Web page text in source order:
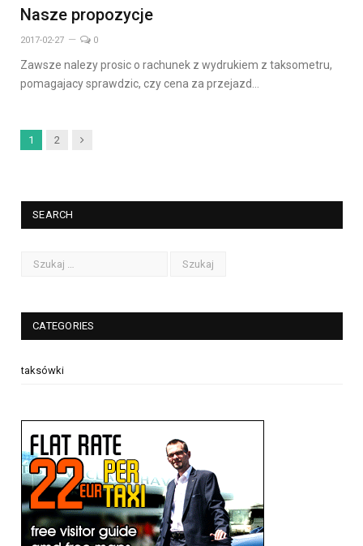
Nasze propozycje
2017-02-27 0
Zawsze nalezy prosic o rachunek z wydrukiem z taksometru,
pomagajacy sprawdzic, czy cena za przejazd…
1 2 Next
SEARCH
CATEGORIES
taksówki